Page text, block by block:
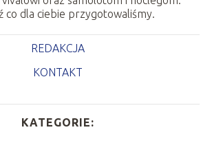
co dla ciebie przygotowaliśmy.
REDAKCJA
KONTAKT
KATEGORIE: